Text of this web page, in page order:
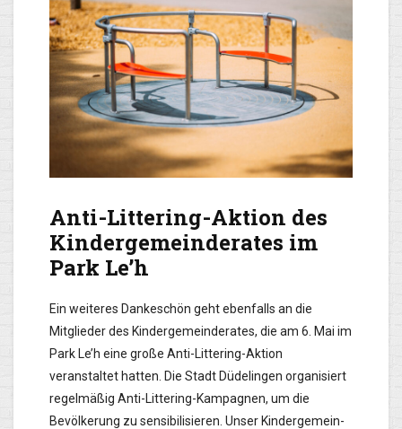
Anti-Littering-Aktion des
Kindergemeinderates im
Park Le’h
Ein weiteres Dankeschön geht ebenfalls an die
Mitglieder des Kindergemeinderates, die am 6. Mai im
Park Le’h eine große Anti-Littering-Aktion
veranstaltet hatten. Die Stadt Düdelingen organisiert
regelmäßig Anti-Littering-Kampagnen, um die
Bevölkerung zu sensibilisieren. Unser Kindergemein­